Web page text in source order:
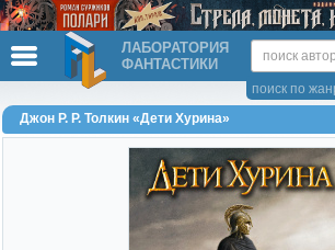
ЛАБОРАТОРИЯ
ФАНТАСТИКИ
поиск по
Джон Р. Р. Толкин «Дети Хурина»